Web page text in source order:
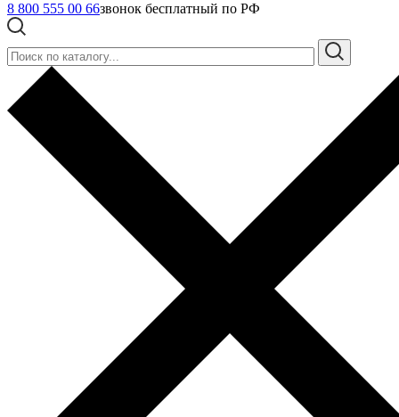
8 800 555 00 66звонок бесплатный по РФ